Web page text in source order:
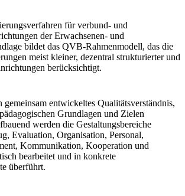
für verbund- und
der Erwachsenen- und
bildet das QVB-Rahmenmodell, das die
meist kleiner, dezentral strukturierter und
berücksichtigt.
gemeinsam entwickeltes Qualitätsverständnis,
Grundlagen und Zielen
werden die Gestaltungsbereiche
Evaluation, Organisation, Personal,
Kommunikation, Kooperation und
bearbeitet und in konkrete
überführt.